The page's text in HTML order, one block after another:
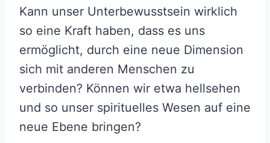
Kann unser Unterbewusstsein wirklich
so eine Kraft haben, dass es uns
ermöglicht, durch eine neue Dimension
sich mit anderen Menschen zu
verbinden? Können wir etwa hellsehen
und so unser spirituelles Wesen auf eine
neue Ebene bringen?